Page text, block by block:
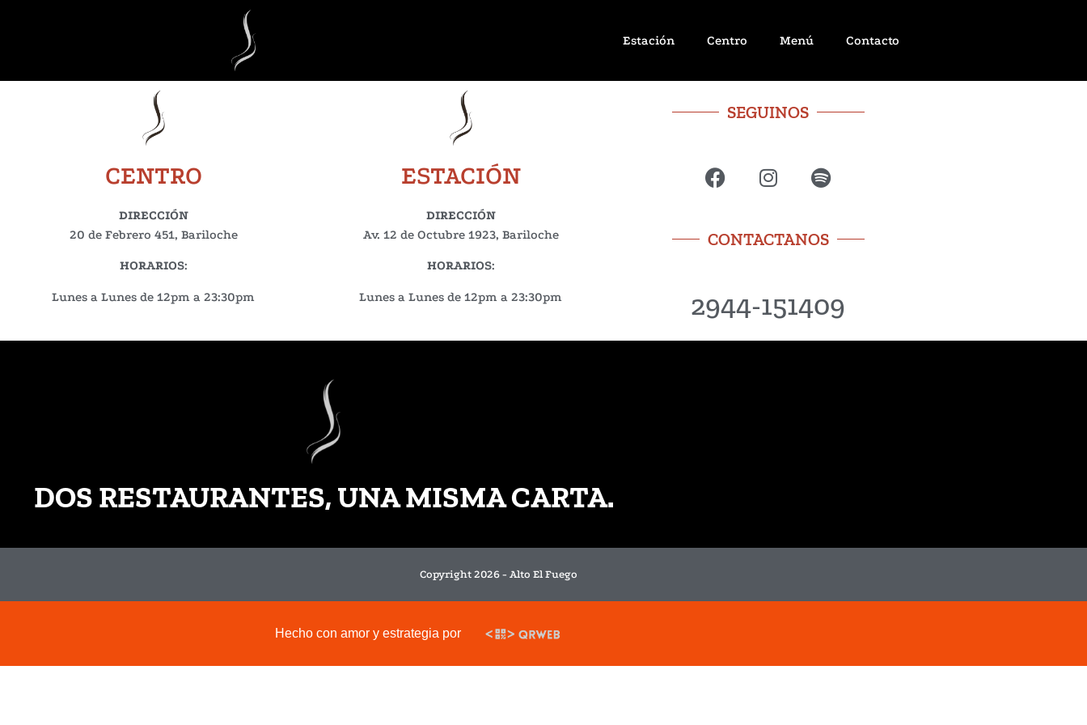
Estación Centro Menú Contacto
CENTRO
DIRECCIÓN
20 de Febrero 451, Bariloche
HORARIOS:
Lunes a Lunes de 12pm a 23:30pm
ESTACIÓN
DIRECCIÓN
Av. 12 de Octubre 1923, Bariloche
HORARIOS:
Lunes a Lunes de 12pm a 23:30pm
SEGUINOS
CONTACTANOS
2944-151409
DOS RESTAURANTES, UNA MISMA CARTA.
Copyright 2026 - Alto El Fuego
Hecho con amor y estrategia por